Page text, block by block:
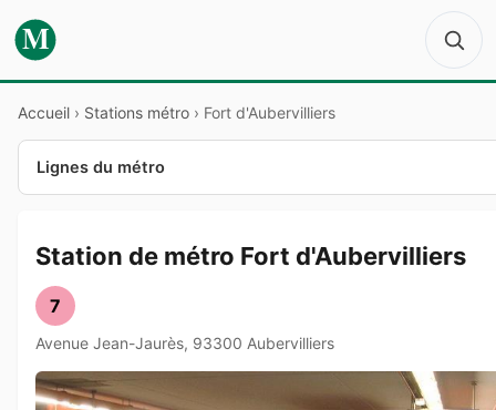
M
Accueil › Stations métro › Fort d'Aubervilliers
Lignes du métro
Station de métro Fort d'Aubervilliers
7
Avenue Jean-Jaurès, 93300 Aubervilliers